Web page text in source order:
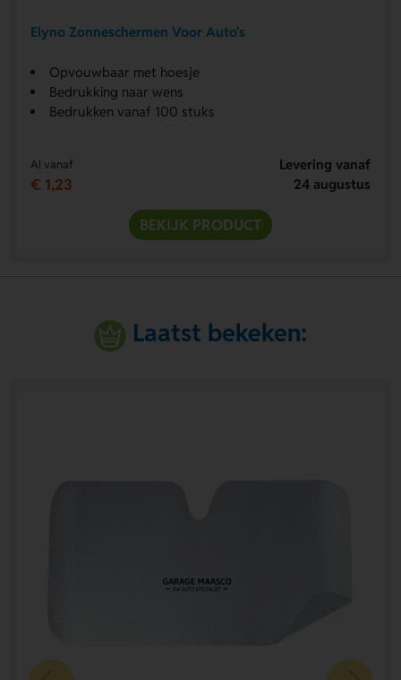
Elyno Zonneschermen Voor Auto's
Opvouwbaar met hoesje
Bedrukking naar wens
Bedrukken vanaf 100 stuks
Al vanaf
€ 1,23
Levering vanaf
24 augustus
BEKIJK PRODUCT
Laatst bekeken: